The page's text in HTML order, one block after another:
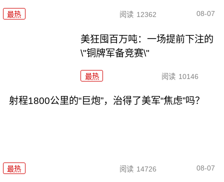
最热 阅读 12362 08-07
美狂囤百万吨：一场提前下注的
\"铜牌军备竞赛\"
最热 阅读 10146
射程1800公里的“巨炮”，治得了美军“焦虑”吗？
最热 阅读 14726 08-07